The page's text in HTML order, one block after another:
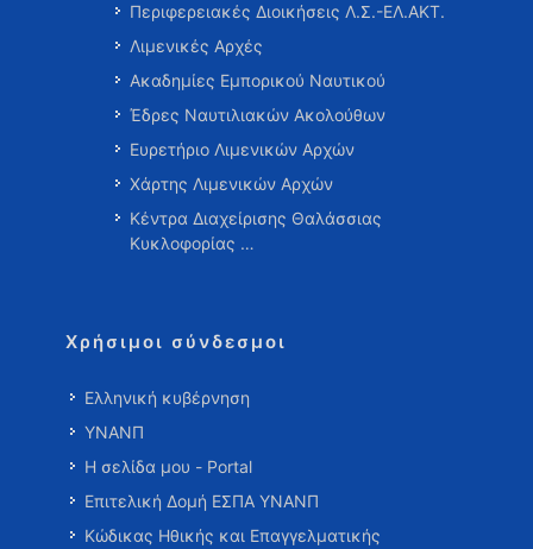
Περιφερειακές Διοικήσεις Λ.Σ.-ΕΛ.ΑΚΤ.
Λιμενικές Αρχές
Ακαδημίες Εμπορικού Ναυτικού
Έδρες Ναυτιλιακών Ακολούθων
Ευρετήριο Λιμενικών Αρχών
Χάρτης Λιμενικών Αρχών
Κέντρα Διαχείρισης Θαλάσσιας
Κυκλοφορίας …
Χρήσιμοι σύνδεσμοι
Ελληνική κυβέρνηση
ΥΝΑΝΠ
Η σελίδα μου - Portal
Επιτελική Δομή ΕΣΠΑ ΥΝΑΝΠ
Κώδικας Ηθικής και Επαγγελματικής